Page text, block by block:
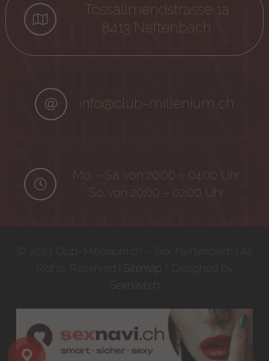
Tössallmendstrasse 1a
8413 Neftenbach
info@club-millenium.ch
Mo. – Sa. von 20:00 – 04:00 Uhr
So. von 20:00 – 02:00 Uhr
Sitemap
Sexnavi.ch